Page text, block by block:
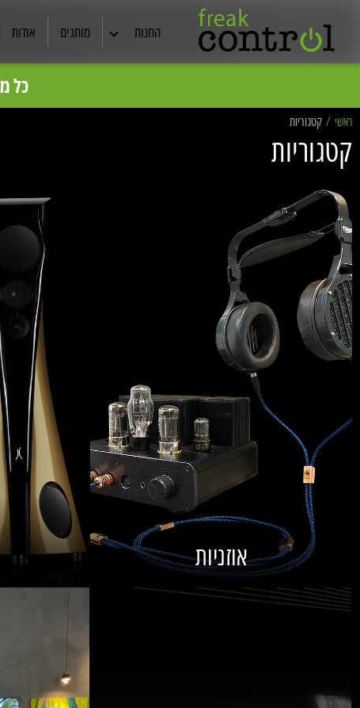
החנות
אוזניות
רמקולים
טיפול בחשמל
מגברי גיטרה MAGNATONE
מסכים לתנאי חוץ
פטיפונים
מקרנים ומסכי הקרנה
מותגים אודות
כלהמחירים באתר לפי מחירון
ראשי / קטגוריות
קטגוריות
אוזניות